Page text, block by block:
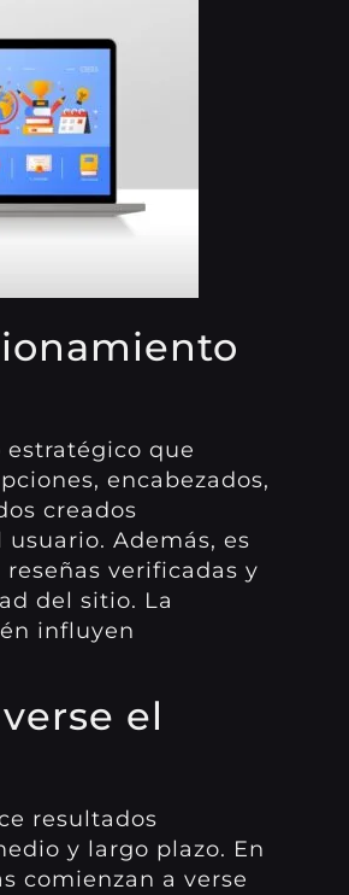
estratégico que
encabezados,
creados
Además, es
verificadas y
del sitio. La
influyen
el
resultados
y largo plazo. En
comienzan a verse